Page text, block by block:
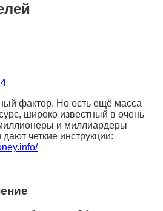
фактор. Но есть ещё масса
широко известный в очень
миллионеры и миллиардеры
четкие инструкции: